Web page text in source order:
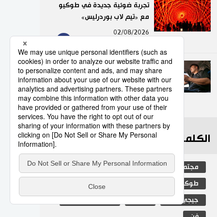
9
تجربة ضوئية جديدة في طوكيو
مع «تيم لاب بوردرليس»
02/08/2026
10
عدد قياسي لحوادث المرور
الناجمة عن استخدام الهواتف
الذكية في اليابان
10/07/2026
الكلمات الأكثر بحثا
مجتمع التعليم الياباني الجنس
طوكيو
جيجي برس